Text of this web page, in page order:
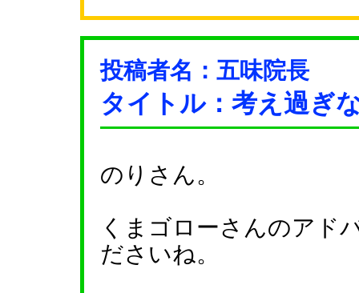
投稿者名：五味院長
タイトル：考え過ぎ
のりさん。
くまゴローさんのアド
ださいね。